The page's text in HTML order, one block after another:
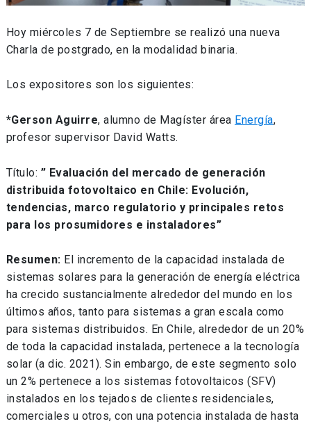
Hoy miércoles 7 de Septiembre se realizó una nueva
Charla de postgrado, en la modalidad binaria.
Los expositores son los siguientes:
*Gerson Aguirre, alumno de Magíster área Energía,
profesor supervisor David Watts.
Título: ” Evaluación del mercado de generación
distribuida fotovoltaico en Chile: Evolución,
tendencias, marco regulatorio y principales retos
para los prosumidores e instaladores”
Resumen: El incremento de la capacidad instalada de
sistemas solares para la generación de energía eléctrica
ha crecido sustancialmente alrededor del mundo en los
últimos años, tanto para sistemas a gran escala como
para sistemas distribuidos. En Chile, alrededor de un 20%
de toda la capacidad instalada, pertenece a la tecnología
solar (a dic. 2021). Sin embargo, de este segmento solo
un 2% pertenece a los sistemas fotovoltaicos (SFV)
instalados en los tejados de clientes residenciales,
comerciales u otros, con una potencia instalada de hasta